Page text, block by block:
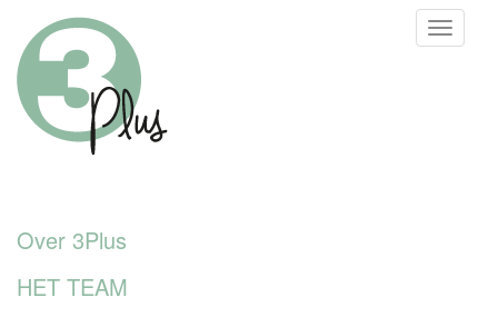
Toggle
Over 3Plus
HET TEAM